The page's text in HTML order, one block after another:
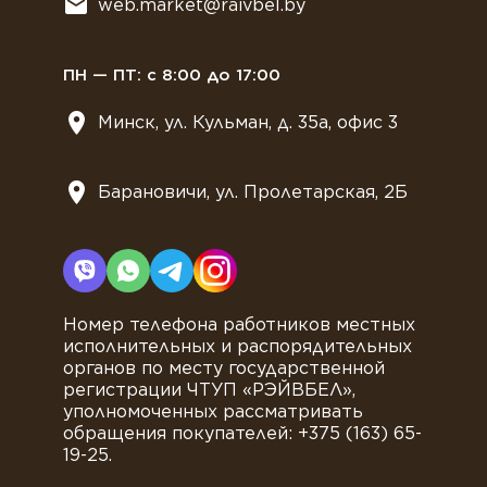
web.market@raivbel.by
ПН — ПТ: с 8:00 до 17:00
Минск, ул. Кульман, д. 35а, офис 3
Барановичи, ул. Пролетарская, 2Б
Номер телефона работников местных
исполнительных и распорядительных
органов по месту государственной
регистрации ЧТУП «РЭЙВБЕЛ»,
уполномоченных рассматривать
обращения покупателей: +375 (163) 65-
19-25.